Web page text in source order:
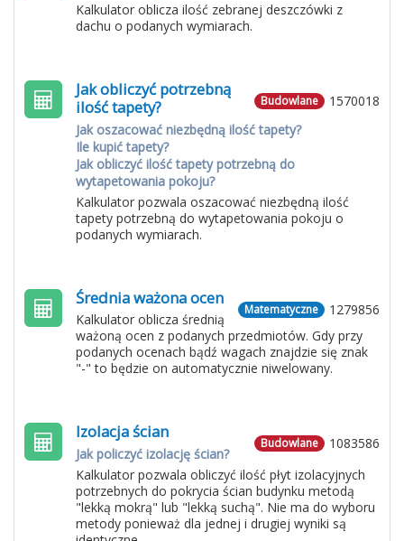
Kalkulator oblicza ilość zebranej deszczówki z
dachu o podanych wymiarach.
1570018
Budowlane
Jak obliczyć potrzebną
ilość tapety?
Jak oszacować niezbędną ilość tapety?
Ile kupić tapety?
Jak obliczyć ilość tapety potrzebną do
wytapetowania pokoju?
Kalkulator pozwala oszacować niezbędną ilość
tapety potrzebną do wytapetowania pokoju o
podanych wymiarach.
1279856
Matematyczne
Średnia ważona ocen
Kalkulator oblicza średnią
ważoną ocen z podanych przedmiotów. Gdy przy
podanych ocenach bądź wagach znajdzie się znak
"-" to będzie on automatycznie niwelowany.
1083586
Budowlane
Izolacja ścian
Jak policzyć izolację ścian?
Kalkulator pozwala obliczyć ilość płyt izolacyjnych
potrzebnych do pokrycia ścian budynku metodą
"lekką mokrą" lub "lekką suchą". Nie ma do wyboru
metody ponieważ dla jednej i drugiej wyniki są